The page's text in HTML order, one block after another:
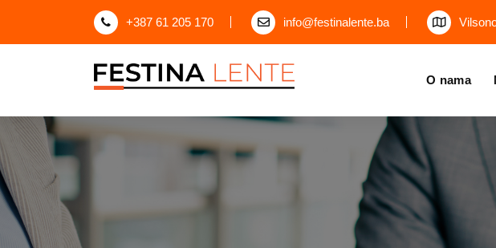
+387 61 205 170 info@festinalente.ba
O nama